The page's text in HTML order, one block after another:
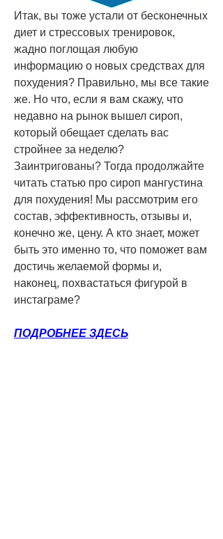
Итак, вы тоже устали от бесконечных
диет и стрессовых тренировок,
жадно поглощая любую
информацию о новых средствах для
похудения? Правильно, мы все такие
же. Но что, если я вам скажу, что
недавно на рынок вышел сироп,
который обещает сделать вас
стройнее за неделю?
Заинтригованы? Тогда продолжайте
читать статью про сироп мангустина
для похудения! Мы рассмотрим его
состав, эффективность, отзывы и,
конечно же, цену. А кто знает, может
быть это именно то, что поможет вам
достичь желаемой формы и,
наконец, похвастаться фигурой в
инстаграме?
ПОДРОБНЕЕ ЗДЕСЬ